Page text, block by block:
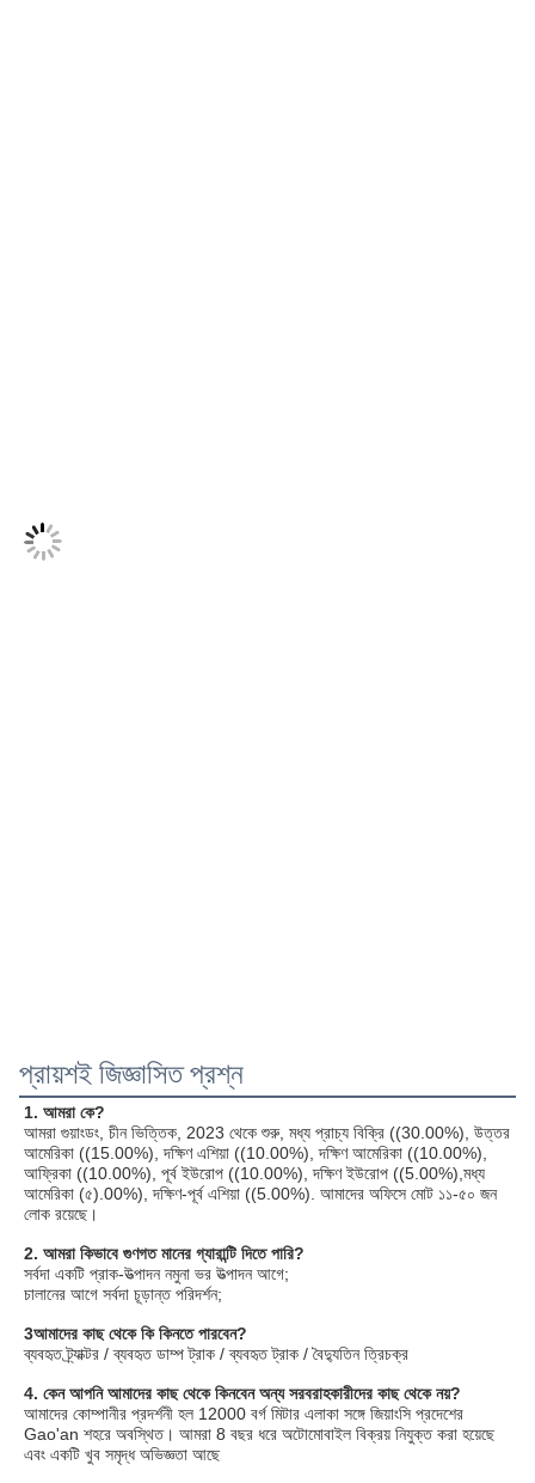
প্রায়শই জিজ্ঞাসিত প্রশ্ন
1. আমরা কে?
আমরা গুয়াংডং, চীন ভিত্তিক, 2023 থেকে শুরু, মধ্য প্রাচ্য বিক্রি ((30.00%), উত্তর
আমেরিকা ((15.00%), দক্ষিণ এশিয়া ((10.00%), দক্ষিণ আমেরিকা ((10.00%),
আফ্রিকা ((10.00%), পূর্ব ইউরোপ ((10.00%), দক্ষিণ ইউরোপ ((5.00%),মধ্য
আমেরিকা (৫).00%), দক্ষিণ-পূর্ব এশিয়া ((5.00%). আমাদের অফিসে মোট ১১-৫০ জন
লোক রয়েছে।
2. আমরা কিভাবে গুণগত মানের গ্যারান্টি দিতে পারি?
সর্বদা একটি প্রাক-উত্পাদন নমুনা ভর উত্পাদন আগে;
চালানের আগে সর্বদা চূড়ান্ত পরিদর্শন;
3আমাদের কাছ থেকে কি কিনতে পারবেন?
ব্যবহৃত ট্র্যাক্টর / ব্যবহৃত ডাম্প ট্রাক / ব্যবহৃত ট্রাক / বৈদ্যুতিন ত্রিচক্র
4. কেন আপনি আমাদের কাছ থেকে কিনবেন অন্য সরবরাহকারীদের কাছ থেকে নয়?
আমাদের কোম্পানীর প্রদর্শনী হল 12000 বর্গ মিটার এলাকা সঙ্গে জিয়াংসি প্রদেশের
Gao'an শহরে অবস্থিত। আমরা 8 বছর ধরে অটোমোবাইল বিক্রয় নিযুক্ত করা হয়েছে
এবং একটি খুব সমৃদ্ধ অভিজ্ঞতা আছে